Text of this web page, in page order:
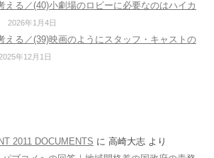
える／(40)小劇場のロビーに必要なのはハイカ
2026年1月4日
える／(39)映画のようにスタッフ・キャストの
2025年12月1日
2011 DOCUMENTS に 高崎大志 より